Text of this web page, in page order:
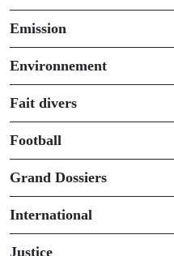
Emission
Environnement
Fait divers
Football
Grand Dossiers
International
Justice